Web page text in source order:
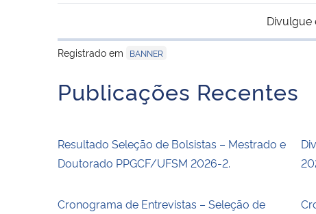
Divulgue
Registrado em
BANNER
Publicações Recentes
Resultado Seleção de Bolsistas – Mestrado e
Doutorado PPGCF/UFSM 2026-2.
Cronograma de Entrevistas – Seleção de